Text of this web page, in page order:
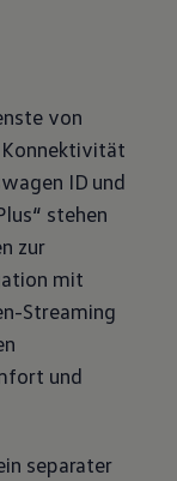
von
ID und
stehen
zur
mit
Streaming
und
separater